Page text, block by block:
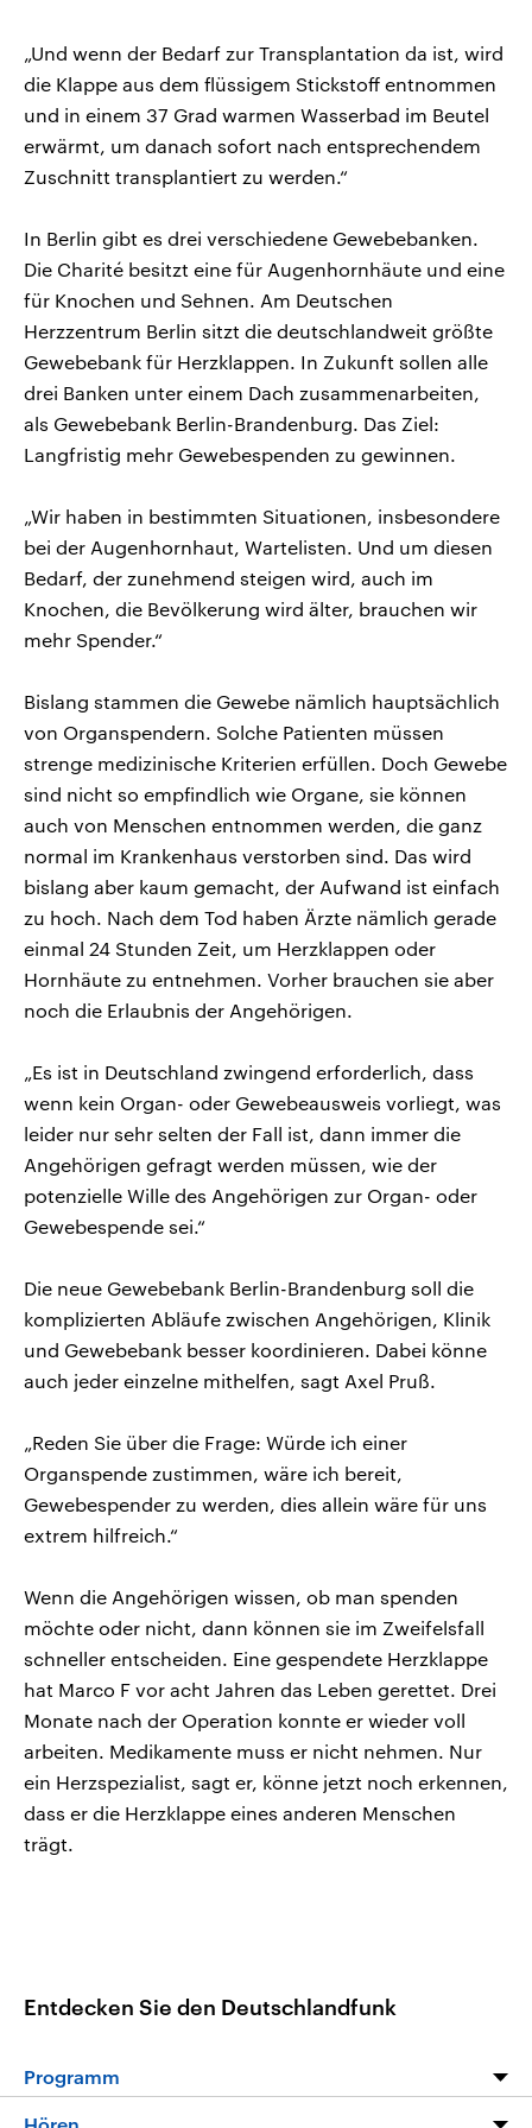
„Und wenn der Bedarf zur Transplantation da ist, wird
die Klappe aus dem flüssigem Stickstoff entnommen
und in einem 37 Grad warmen Wasserbad im Beutel
erwärmt, um danach sofort nach entsprechendem
Zuschnitt transplantiert zu werden.“
In Berlin gibt es drei verschiedene Gewebebanken.
Die Charité besitzt eine für Augenhornhäute und eine
für Knochen und Sehnen. Am Deutschen
Herzzentrum Berlin sitzt die deutschlandweit größte
Gewebebank für Herzklappen. In Zukunft sollen alle
drei Banken unter einem Dach zusammenarbeiten,
als Gewebebank Berlin-Brandenburg. Das Ziel:
Langfristig mehr Gewebespenden zu gewinnen.
„Wir haben in bestimmten Situationen, insbesondere
bei der Augenhornhaut, Wartelisten. Und um diesen
Bedarf, der zunehmend steigen wird, auch im
Knochen, die Bevölkerung wird älter, brauchen wir
mehr Spender.“
Bislang stammen die Gewebe nämlich hauptsächlich
von Organspendern. Solche Patienten müssen
strenge medizinische Kriterien erfüllen. Doch Gewebe
sind nicht so empfindlich wie Organe, sie können
auch von Menschen entnommen werden, die ganz
normal im Krankenhaus verstorben sind. Das wird
bislang aber kaum gemacht, der Aufwand ist einfach
zu hoch. Nach dem Tod haben Ärzte nämlich gerade
einmal 24 Stunden Zeit, um Herzklappen oder
Hornhäute zu entnehmen. Vorher brauchen sie aber
noch die Erlaubnis der Angehörigen.
„Es ist in Deutschland zwingend erforderlich, dass
wenn kein Organ- oder Gewebeausweis vorliegt, was
leider nur sehr selten der Fall ist, dann immer die
Angehörigen gefragt werden müssen, wie der
potenzielle Wille des Angehörigen zur Organ- oder
Gewebespende sei.“
Die neue Gewebebank Berlin-Brandenburg soll die
komplizierten Abläufe zwischen Angehörigen, Klinik
und Gewebebank besser koordinieren. Dabei könne
auch jeder einzelne mithelfen, sagt Axel Pruß.
„Reden Sie über die Frage: Würde ich einer
Organspende zustimmen, wäre ich bereit,
Gewebespender zu werden, dies allein wäre für uns
extrem hilfreich.“
Wenn die Angehörigen wissen, ob man spenden
möchte oder nicht, dann können sie im Zweifelsfall
schneller entscheiden. Eine gespendete Herzklappe
hat Marco F vor acht Jahren das Leben gerettet. Drei
Monate nach der Operation konnte er wieder voll
arbeiten. Medikamente muss er nicht nehmen. Nur
ein Herzspezialist, sagt er, könne jetzt noch erkennen,
dass er die Herzklappe eines anderen Menschen
trägt.
Entdecken Sie den Deutschlandfunk
Programm
Hören